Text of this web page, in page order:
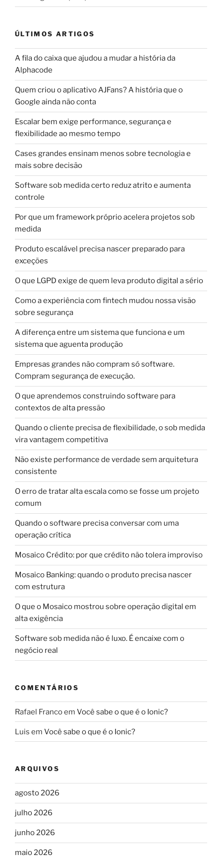
ÚLTIMOS ARTIGOS
A fila do caixa que ajudou a mudar a história da
Alphacode
Quem criou o aplicativo AJFans? A história que o
Google ainda não conta
Escalar bem exige performance, segurança e
flexibilidade ao mesmo tempo
Cases grandes ensinam menos sobre tecnologia e
mais sobre decisão
Software sob medida certo reduz atrito e aumenta
controle
Por que um framework próprio acelera projetos sob
medida
Produto escalável precisa nascer preparado para
exceções
O que LGPD exige de quem leva produto digital a sério
Como a experiência com fintech mudou nossa visão
sobre segurança
A diferença entre um sistema que funciona e um
sistema que aguenta produção
Empresas grandes não compram só software.
Compram segurança de execução.
O que aprendemos construindo software para
contextos de alta pressão
Quando o cliente precisa de flexibilidade, o sob medida
vira vantagem competitiva
Não existe performance de verdade sem arquitetura
consistente
O erro de tratar alta escala como se fosse um projeto
comum
Quando o software precisa conversar com uma
operação crítica
Mosaico Crédito: por que crédito não tolera improviso
Mosaico Banking: quando o produto precisa nascer
com estrutura
O que o Mosaico mostrou sobre operação digital em
alta exigência
Software sob medida não é luxo. É encaixe com o
negócio real
COMENTÁRIOS
Rafael Francoem Você sabe o que é o Ionic?
Luis em Você sabe o que é o Ionic?
ARQUIVOS
agosto 2026
julho 2026
junho 2026
maio 2026